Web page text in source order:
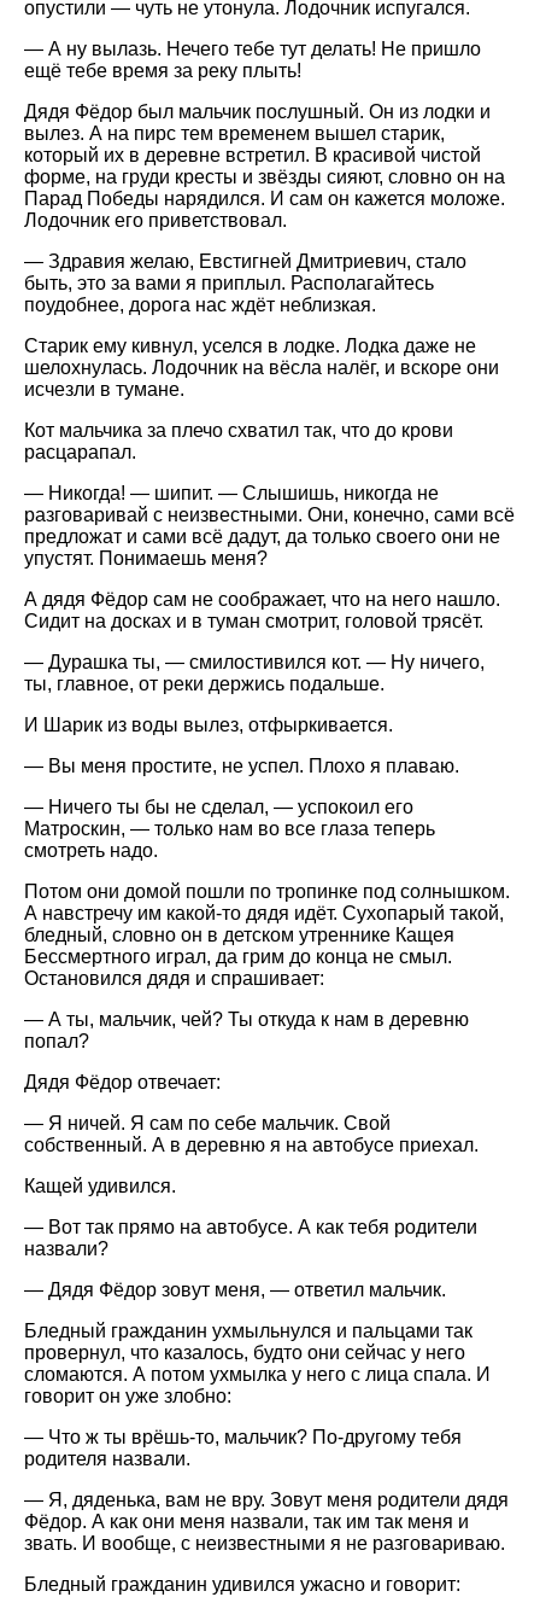
опустили — чуть не утонула. Лодочник испугался.
— А ну вылазь. Нечего тебе тут делать! Не пришло
ещё тебе время за реку плыть!
Дядя Фёдор был мальчик послушный. Он из лодки и
вылез. А на пирс тем временем вышел старик,
который их в деревне встретил. В красивой чистой
форме, на груди кресты и звёзды сияют, словно он на
Парад Победы нарядился. И сам он кажется моложе.
Лодочник его приветствовал.
— Здравия желаю, Евстигней Дмитриевич, стало
быть, это за вами я приплыл. Располагайтесь
поудобнее, дорога нас ждёт неблизкая.
Старик ему кивнул, уселся в лодке. Лодка даже не
шелохнулась. Лодочник на вёсла налёг, и вскоре они
исчезли в тумане.
Кот мальчика за плечо схватил так, что до крови
расцарапал.
— Никогда! — шипит. — Слышишь, никогда не
разговаривай с неизвестными. Они, конечно, сами всё
предложат и сами всё дадут, да только своего они не
упустят. Понимаешь меня?
А дядя Фёдор сам не соображает, что на него нашло.
Сидит на досках и в туман смотрит, головой трясёт.
— Дурашка ты, — смилостивился кот. — Ну ничего,
ты, главное, от реки держись подальше.
И Шарик из воды вылез, отфыркивается.
— Вы меня простите, не успел. Плохо я плаваю.
— Ничего ты бы не сделал, — успокоил его
Матроскин, — только нам во все глаза теперь
смотреть надо.
Потом они домой пошли по тропинке под солнышком.
А навстречу им какой-то дядя идёт. Сухопарый такой,
бледный, словно он в детском утреннике Кащея
Бессмертного играл, да грим до конца не смыл.
Остановился дядя и спрашивает:
— А ты, мальчик, чей? Ты откуда к нам в деревню
попал?
Дядя Фёдор отвечает:
— Я ничей. Я сам по себе мальчик. Свой
собственный. А в деревню я на автобусе приехал.
Кащей удивился.
— Вот так прямо на автобусе. А как тебя родители
назвали?
— Дядя Фёдор зовут меня, — ответил мальчик.
Бледный гражданин ухмыльнулся и пальцами так
провернул, что казалось, будто они сейчас у него
сломаются. А потом ухмылка у него с лица спала. И
говорит он уже злобно:
— Что ж ты врёшь-то, мальчик? По-другому тебя
родителя назвали.
— Я, дяденька, вам не вру. Зовут меня родители дядя
Фёдор. А как они меня назвали, так им так меня и
звать. И вообще, с неизвестными я не разговариваю.
Бледный гражданин удивился ужасно и говорит: